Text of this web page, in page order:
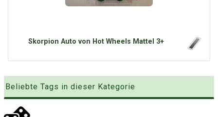
Mit Email Twitter
Presse News
Suchanfragen
Tagwolke
Skorpion Auto von Hot Wheels Mattel 3+
Beliebte Tags in dieser Kategorie